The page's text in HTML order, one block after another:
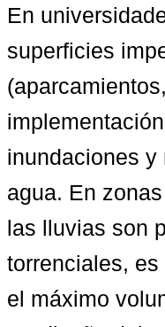
En
superficies
inundaciones y
agua. En
las lluvias son
torrenciales,
el máximo